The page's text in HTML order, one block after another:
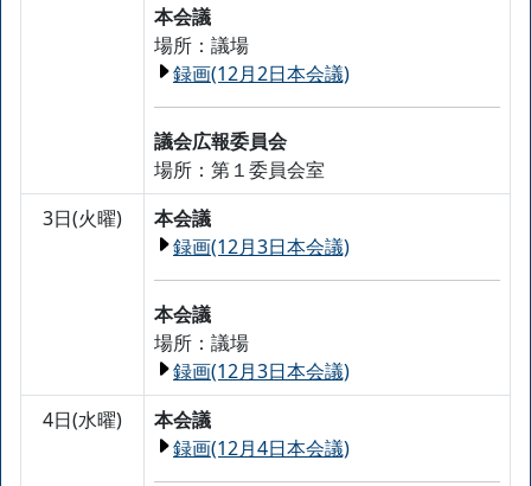
本会議
場所：議場
録画(12月2日本会議)
議会広報委員会
場所：第１委員会室
3日(火曜)
本会議
録画(12月3日本会議)
本会議
場所：議場
録画(12月3日本会議)
4日(水曜)
本会議
録画(12月4日本会議)